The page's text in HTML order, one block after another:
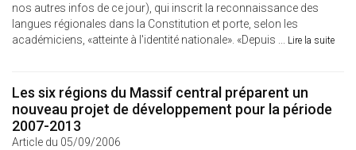
nos autres infos de ce jour), qui inscrit la reconnaissance des
langues régionales dans la Constitution et porte, selon les
académiciens, «atteinte à l'identité nationale». «Depuis ... Lire la suite
Les six régions du Massif central préparent un
nouveau projet de développement pour la période
2007-2013
Article du 05/09/2006